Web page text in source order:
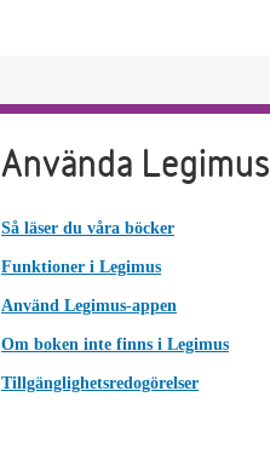
Använda Legimus
Så läser du våra böcker
Funktioner i Legimus
Använd Legimus-appen
Om boken inte finns i Legimus
Tillgänglighetsredogörelser